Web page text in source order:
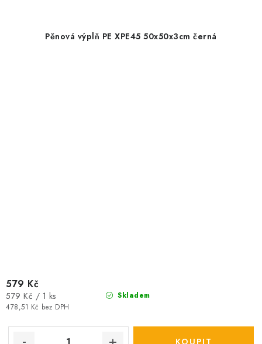
Pěnová výplň PE XPE45 50x50x3cm černá
Skladem
478,51 Kč bez DPH
579 Kč
Měrná
cena:
579 Kč / 1 ks